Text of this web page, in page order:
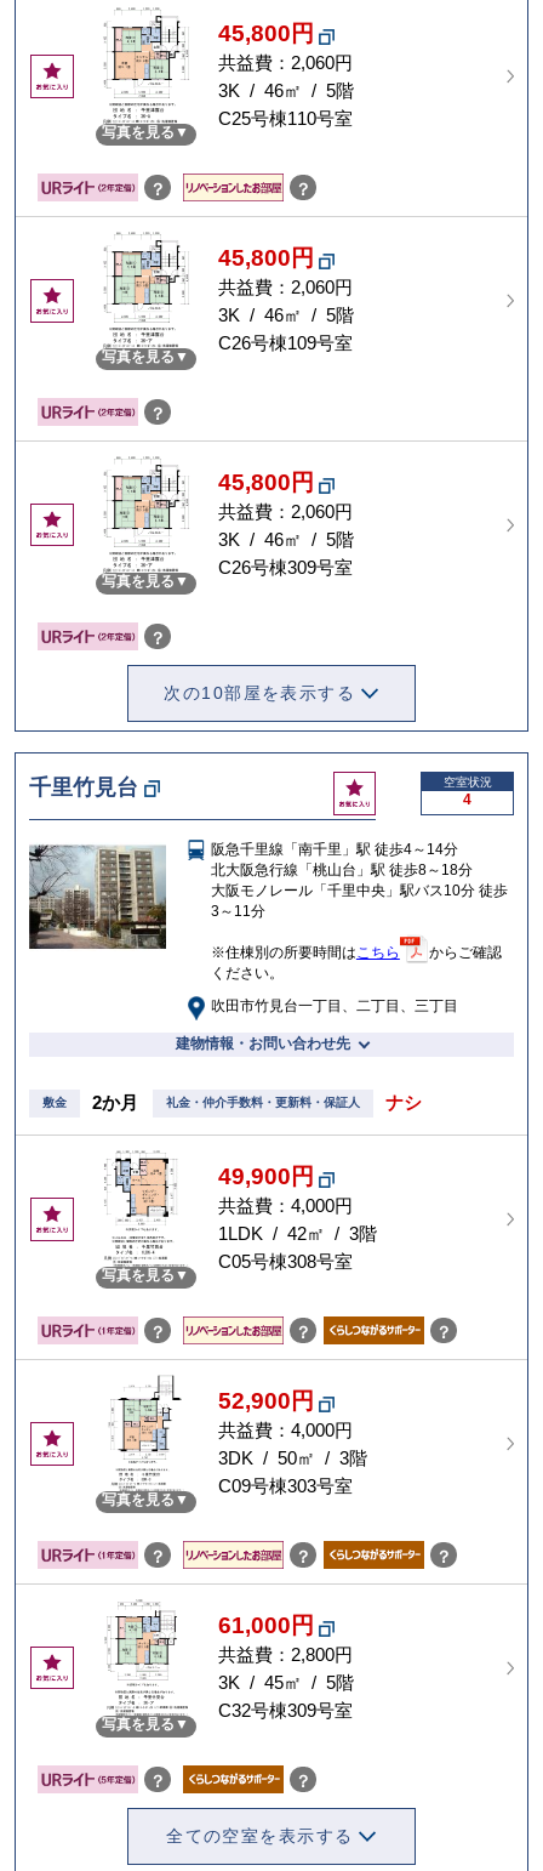
お
気
写真を見る
45,800円
共益費：2,060円
3K / 46㎡ / 5階
C25号棟110号室
？ ？
お
気
写真を見る
45,800円
共益費：2,060円
3K / 46㎡ / 5階
C26号棟109号室
？
お
気
写真を見る
45,800円
共益費：2,060円
3K / 46㎡ / 5階
C26号棟309号室
？
次の10部屋を表示する
千里竹見台
お
気
入
り
空室状況
4
阪急千里線「南千里」駅 徒歩4～14分
北大阪急行線「桃山台」駅 徒歩8～18分
大阪モノレール「千里中央」駅バス10分 徒歩
3～11分
※住棟別の所要時間は こちら
からご確認
ください。
吹田市竹見台一丁目、二丁目、三丁目
建物情報・お問い合わせ先
敷金 2か月 礼金・仲介手数料・更新料・保証人 ナシ
お
気
写真を見る
49,900円
共益費：4,000円
1LDK / 42㎡ / 3階
C05号棟308号室
？ ？ ？
お
気
写真を見る
52,900円
共益費：4,000円
3DK / 50㎡ / 3階
C09号棟303号室
？ ？ ？
お
気
写真を見る
61,000円
共益費：2,800円
3K / 45㎡ / 5階
C32号棟309号室
？ ？
全ての空室を表示する